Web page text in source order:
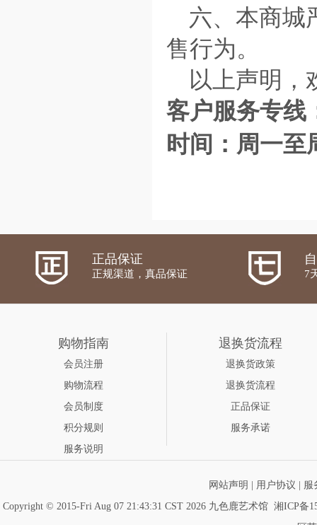
六、本商城
售行为。
以上声明，
客户服务专线
时间：周一至
正品保证
正规渠道，真品保证 7
购物指南
会员注册
购物流程
会员制度
积分规则
服务说明
退换货流程
退换货政策
退换货流程
正品保证
服务承诺
网站声明 用户协议
服
Copyright © 2015-Fri Aug 07 21:43:31 CST 2026 九色鹿艺术馆 湘ICP备